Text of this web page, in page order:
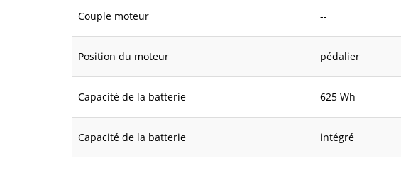
Couple moteur --
Position du moteur pédalier
Capacité de la batterie 625 Wh
Capacité de la batterie intégré